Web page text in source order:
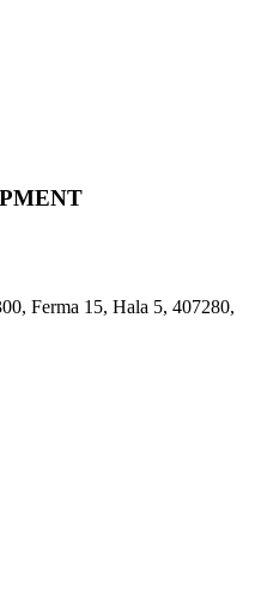
Ferma 15, Hala 5, 407280,